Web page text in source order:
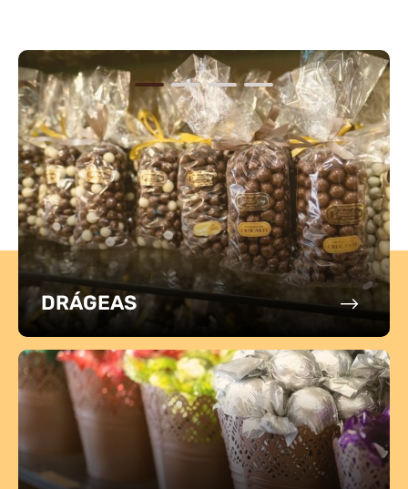
DRÁGEAS